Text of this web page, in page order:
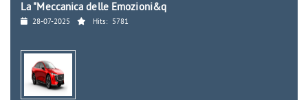
La "Meccanica delle Emozioni&q
28-07-2025 Hits: 5781